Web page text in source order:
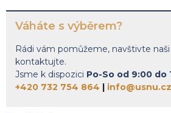
Váháte s výběrem?
Rádi vám pomůžeme, navštivte
kontaktujte.
Jsme k dispozici Po-So od 9:00 do
+420 732 754 864
info@usnu.cz